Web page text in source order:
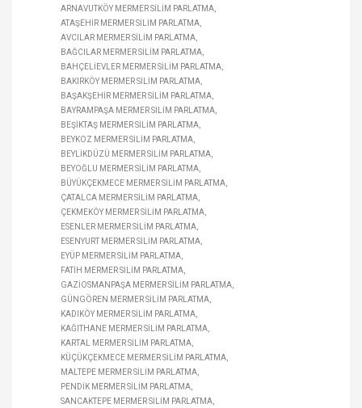
ARNAVUTKÖY MERMER SILIM PARLATMA
ATAŞEHIR MERMER SILIM PARLATMA
AVCILAR MERMER SILIM PARLATMA
BAĞCILAR MERMER SILIM PARLATMA
BAHÇELIEVLER MERMER SILIM PARLATMA
BAKIRKÖY MERMER SILIM PARLATMA
BAŞAKŞEHIR MERMER SILIM PARLATMA
BAYRAMPAŞA MERMER SILIM PARLATMA
BEŞIKTAŞ MERMER SILIM PARLATMA
BEYKOZ MERMER SILIM PARLATMA
BEYLIKDÜZÜ MERMER SILIM PARLATMA
BEYOĞLU MERMER SILIM PARLATMA
BÜYÜKÇEKMECE MERMER SILIM PARLATMA
ÇATALCA MERMER SILIM PARLATMA
ÇEKMEKÖY MERMER SILIM PARLATMA
ESENLER MERMER SILIM PARLATMA
ESENYURT MERMER SILIM PARLATMA
EYÜP MERMER SILIM PARLATMA
FATIH MERMER SILIM PARLATMA
GAZIOSMANPAŞA MERMER SILIM PARLATMA
GÜNGÖREN MERMER SILIM PARLATMA
KADIKÖY MERMER SILIM PARLATMA
KAĞITHANE MERMER SILIM PARLATMA
KARTAL MERMER SILIM PARLATMA
KÜÇÜKÇEKMECE MERMER SILIM PARLATMA
MALTEPE MERMER SILIM PARLATMA
PENDIK MERMER SILIM PARLATMA
SANCAKTEPE MERMER SILIM PARLATMA